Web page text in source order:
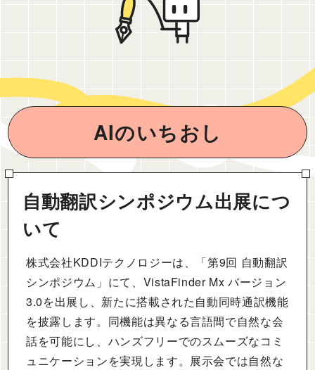
AIのいちおし
自動翻訳シンポジウム出展につ
いて
株式会社KDDIテクノロジーは、「第9回 自動翻訳
シンポジウム」にて、VistaFinder Mx バージョン
3.0を出展し、新たに搭載された自動同時通訳機能
を披露します。同機能は異なる言語間で自然な会
話を可能にし、ハンズフリーでのスムーズなコミ
ュニケーションを実現します。展示会では自然な